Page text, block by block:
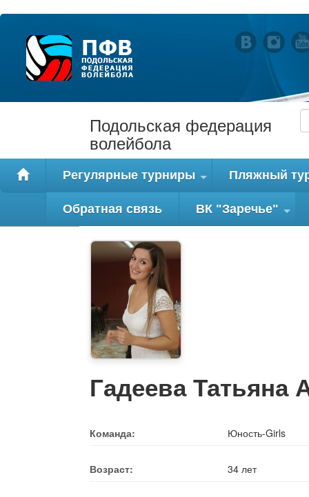
Подольская федерация
волейбола
+
Регулярные турниры Пляжный
Обратная связь
+
ВК "Заречье"
Гадеева Татьяна
Команда: Юность-Girls
Возраст: 34 лет